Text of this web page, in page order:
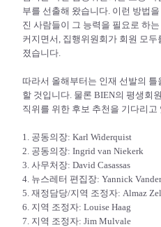
부를 선출해 왔습니다. 이런 방법
진 사람들이 그 능력을 필요로 하
커지면서, 집행위원회가 회원 모
졌습니다.
따라서 올해부터는 인재 선발의
할 것입니다. 물론 BIEN의 평생회
직위를 위한 후보 추천을 기다리
1. 공동의장: Karl Widerquist
2. 공동의장: Ingrid van Niekerk
3. 사무처장: David Casassas
4. 뉴스레터 편집장: Yannick
5. 재정담당/지역 조정자: Almaz
6. 지역 조정자: Louise Haag
7. 지역 조정자: Jim Mulvale